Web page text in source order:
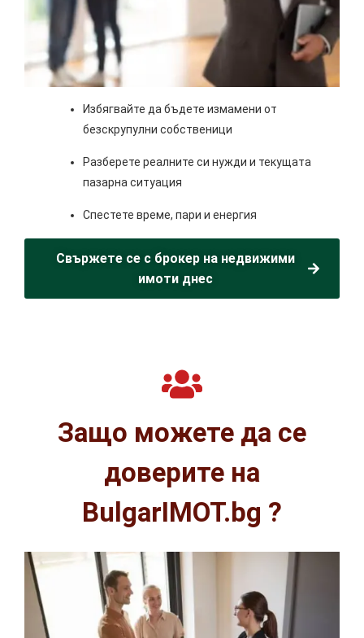
Избягвайте да бъдете измамени от
безскрупулни собственици
Разберете реалните си нужди и текущата
пазарна ситуация
Спестете време, пари и енергия
Свържете се с брокер на недвижими
имоти днес
Защо можете да се
доверите на
BulgarIMOT.bg ?